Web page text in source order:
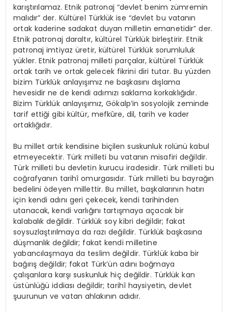
karıştırılamaz. Etnik patronaj “devlet benim zümremin
malıdır” der. Kültürel Türklük ise “devlet bu vatanın
ortak kaderine sadakat duyan milletin emanetidir” der.
Etnik patronaj daraltır, kültürel Türklük birleştirir. Etnik
patronaj imtiyaz üretir, kültürel Türklük sorumluluk
yükler. Etnik patronaj milleti parçalar, kültürel Türklük
ortak tarih ve ortak gelecek fikrini diri tutar. Bu yüzden
bizim Türklük anlayışımız ne başkasını dışlama
hevesidir ne de kendi adımızı saklama korkaklığıdır.
Bizim Türklük anlayışımız, Gökalp’in sosyolojik zeminde
tarif ettiği gibi kültür, mefkûre, dil, tarih ve kader
ortaklığıdır.
Bu millet artık kendisine biçilen suskunluk rolünü kabul
etmeyecektir. Türk milleti bu vatanın misafiri değildir.
Türk milleti bu devletin kurucu iradesidir. Türk milleti bu
coğrafyanın tarihî omurgasıdır. Türk milleti bu bayrağın
bedelini ödeyen millettir. Bu millet, başkalarının hatırı
için kendi adını geri çekecek, kendi tarihinden
utanacak, kendi varlığını tartışmaya açacak bir
kalabalık değildir. Türklük soy kibri değildir; fakat
soysuzlaştırılmaya da razı değildir. Türklük başkasına
düşmanlık değildir; fakat kendi milletine
yabancılaşmaya da teslim değildir. Türklük kaba bir
bağırış değildir; fakat Türk’ün adını boğmaya
çalışanlara karşı suskunluk hiç değildir. Türklük kan
üstünlüğü iddiası değildir; tarihî haysiyetin, devlet
şuurunun ve vatan ahlakının adıdır.